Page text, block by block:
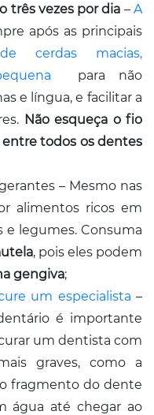
três vezes por dia –A
após as principais
cerdas macias,
para não
e língua, e facilitar a
Não esqueça o fio
todos os dentes
– Mesmo nas
alimentos ricos em
e legumes. Consuma
, pois eles podem
gengiva;
um especialista –
é importante
um dentista com
graves, como a
fragmento do dente
água até chegar ao